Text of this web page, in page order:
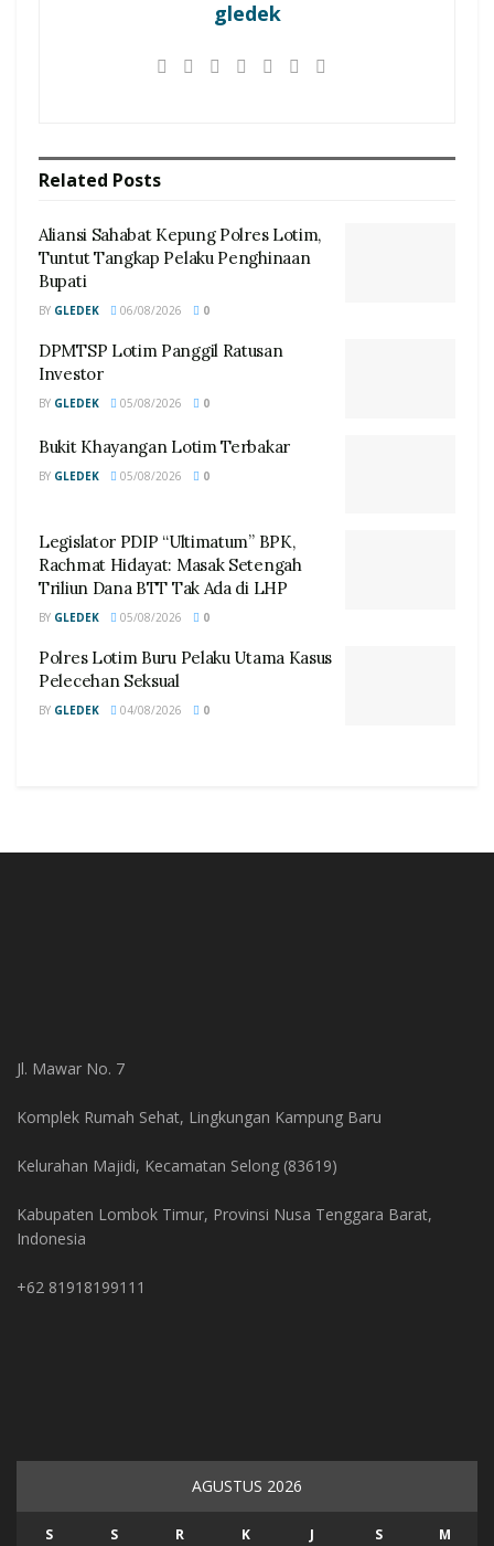
gledek
Related Posts
Aliansi Sahabat Kepung Polres Lotim,
Tuntut Tangkap Pelaku Penghinaan
Bupati
BY GLEDEK 06/08/2026 0
DPMTSP Lotim Panggil Ratusan
Investor
BY GLEDEK 05/08/2026 0
Bukit Khayangan Lotim Terbakar
BY GLEDEK 05/08/2026 0
Legislator PDIP “Ultimatum” BPK,
Rachmat Hidayat: Masak Setengah
Triliun Dana BTT Tak Ada di LHP
BY GLEDEK 05/08/2026 0
Polres Lotim Buru Pelaku Utama Kasus
Pelecehan Seksual
BY GLEDEK 04/08/2026 0
Jl. Mawar No. 7
Komplek Rumah Sehat, Lingkungan Kampung Baru
Kelurahan Majidi, Kecamatan Selong (83619)
Kabupaten Lombok Timur, Provinsi Nusa Tenggara Barat,
Indonesia
+62 81918199111
AGUSTUS 2026
S S R K J S M